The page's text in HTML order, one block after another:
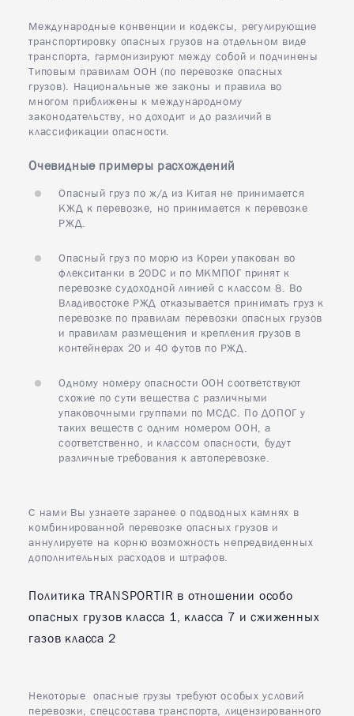
Международные конвенции и кодексы, регулирующие
транспортировку опасных грузов на отдельном виде
транспорта, гармонизируют между собой и подчинены
Типовым правилам ООН (по перевозке опасных
грузов). Национальные же законы и правила во
многом приближены к международному
законодательству, но доходит и до различий в
классификации опасности.
Очевидные примеры расхождений
Опасный груз по ж/д из Китая не принимается
КЖД к перевозке, но принимается к перевозке
РЖД.
Опасный груз по морю из Кореи упакован во
флекситанки в 20DC и по МКМПОГ принят к
перевозке судоходной линией с классом 8. Во
Владивостоке РЖД отказывается принимать груз к
перевозке по правилам перевозки опасных грузов
и правилам размещения и крепления грузов в
контейнерах 20 и 40 футов по РЖД.
Одному номеру опасности ООН соответствуют
схожие по сути вещества с различными
упаковочными группами по МСДС. По ДОПОГ у
таких веществ с одним номером ООН, а
соответственно, и классом опасности, будут
различные требования к автоперевозке.
С нами Вы узнаете заранее о подводных камнях в
комбинированной перевозке опасных грузов и
аннулируете на корню возможность непредвиденных
дополнительных расходов и штрафов.
Политика TRANSPORTIR в отношении особо
опасных грузов класса 1, класса 7 и сжиженных
газов класса 2
Некоторые опасные грузы требуют особых условий
перевозки, спецсостава транспорта, лицензированного